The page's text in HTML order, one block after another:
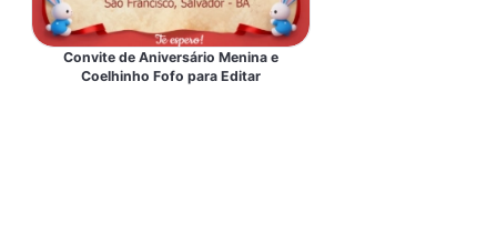
Convite de Aniversário Menina e
Coelhinho Fofo para Editar